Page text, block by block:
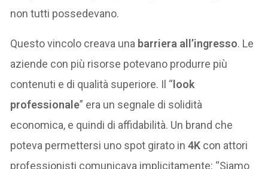
non tutti possedevano.
Questo vincolo creava una barriera all’ingresso. Le
aziende con più risorse potevano produrre più
contenuti e di qualità superiore. Il “look
professionale” era un segnale di solidità
economica, e quindi di affidabilità. Un brand che
poteva permettersi uno spot girato in4K con attori
professionisti comunicava implicitamente: “Siamo